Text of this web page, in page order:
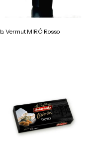
b. Vermut MIRÓ Rosso